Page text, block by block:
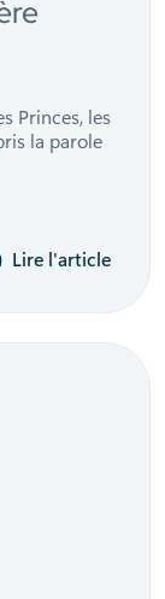
Princes, les
la parole
Lire l'article